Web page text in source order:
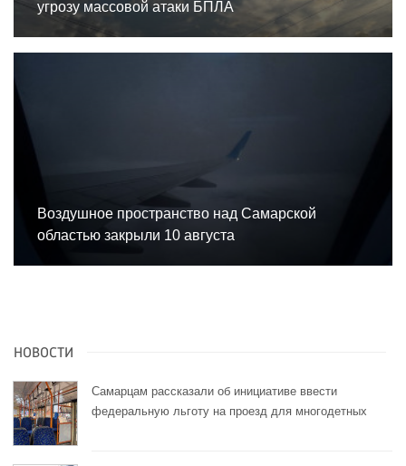
угрозу массовой атаки БПЛА
Воздушное пространство над Самарской
областью закрыли 10 августа
НОВОСТИ
Самарцам рассказали об инициативе ввести
федеральную льготу на проезд для многодетных